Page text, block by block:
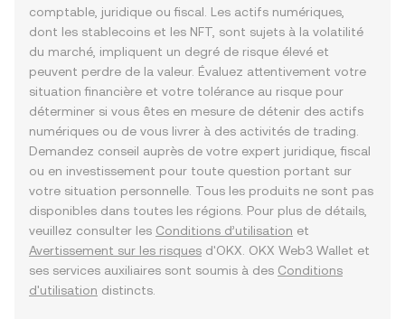
comptable, juridique ou fiscal. Les actifs numériques,
dont les stablecoins et les NFT, sont sujets à la volatilité
du marché, impliquent un degré de risque élevé et
peuvent perdre de la valeur. Évaluez attentivement votre
situation financière et votre tolérance au risque pour
déterminer si vous êtes en mesure de détenir des actifs
numériques ou de vous livrer à des activités de trading.
Demandez conseil auprès de votre expert juridique, fiscal
ou en investissement pour toute question portant sur
votre situation personnelle. Tous les produits ne sont pas
disponibles dans toutes les régions. Pour plus de détails,
veuillez consulter les Conditions d’utilisation et
Avertissement sur les risques d'OKX. OKX Web3 Wallet et
ses services auxiliaires sont soumis à des Conditions
d'utilisation distincts.